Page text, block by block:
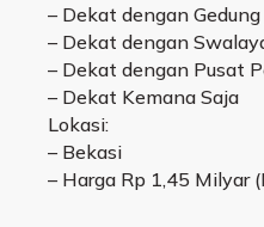
– Dekat dengan Gedung
– Dekat dengan
– Dekat dengan Pusat
– Dekat Kemana Saja
Lokasi:
– Bekasi
– Harga Rp 1,45 Milyar